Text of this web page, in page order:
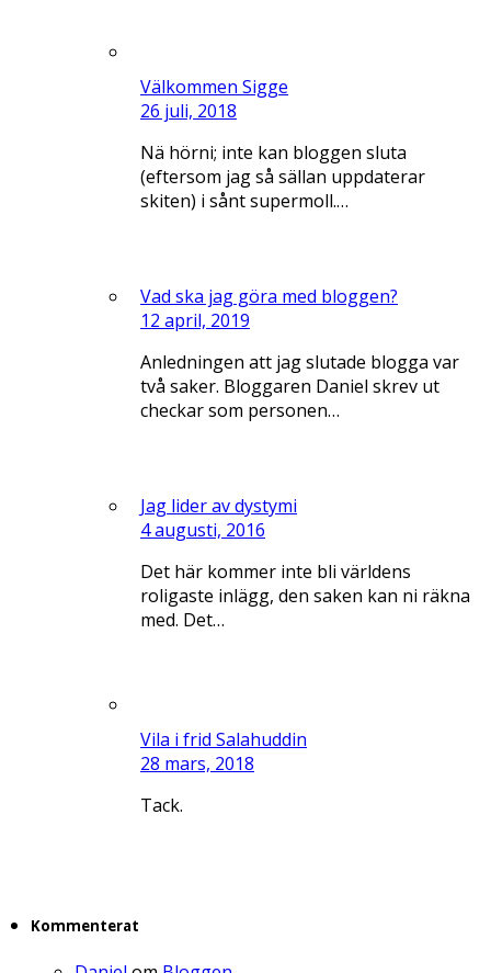
Välkommen Sigge
26 juli, 2018
Nä hörni; inte kan bloggen sluta
(eftersom jag så sällan uppdaterar
skiten) i sånt supermoll.…
Vad ska jag göra med bloggen?
12 april, 2019
Anledningen att jag slutade blogga var
två saker. Bloggaren Daniel skrev ut
checkar som personen…
Jag lider av dystymi
4 augusti, 2016
Det här kommer inte bli världens
roligaste inlägg, den saken kan ni räkna
med. Det…
Vila i frid Salahuddin
28 mars, 2018
Tack.
Kommenterat